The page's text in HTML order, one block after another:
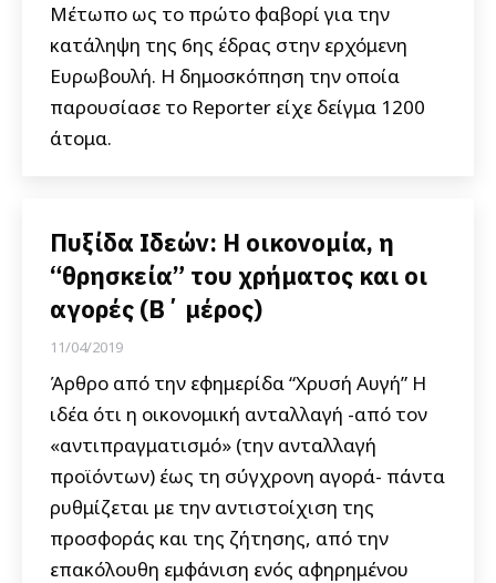
Μέτωπο ως το πρώτο φαβορί για την
κατάληψη της 6ης έδρας στην ερχόμενη
Ευρωβουλή. Η δημοσκόπηση την οποία
παρουσίασε το Reporter είχε δείγμα 1200
άτομα.
Πυξίδα Ιδεών: Η οικονομία, η
“θρησκεία” του χρήματος και οι
αγορές (Β΄ μέρος)
11/04/2019
Άρθρο από την εφημερίδα “Χρυσή Αυγή” Η
ιδέα ότι η οικονομική ανταλλαγή -από τον
«αντιπραγματισμό» (την ανταλλαγή
προϊόντων) έως τη σύγχρονη αγορά- πάντα
ρυθμίζεται με την αντιστοίχιση της
προσφοράς και της ζήτησης, από την
επακόλουθη εμφάνιση ενός αφηρημένου